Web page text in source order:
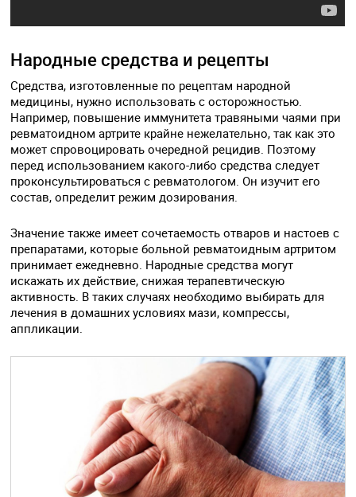
Народные средства и рецепты
Средства, изготовленные по рецептам народной
медицины, нужно использовать с осторожностью.
Например, повышение иммунитета травяными чаями при
ревматоидном артрите крайне нежелательно, так как это
может спровоцировать очередной рецидив. Поэтому
перед использованием какого-либо средства следует
проконсультироваться с ревматологом. Он изучит его
состав, определит режим дозирования.
Значение также имеет сочетаемость отваров и настоев с
препаратами, которые больной ревматоидным артритом
принимает ежедневно. Народные средства могут
искажать их действие, снижая терапевтическую
активность. В таких случаях необходимо выбирать для
лечения в домашних условиях мази, компрессы,
аппликации.